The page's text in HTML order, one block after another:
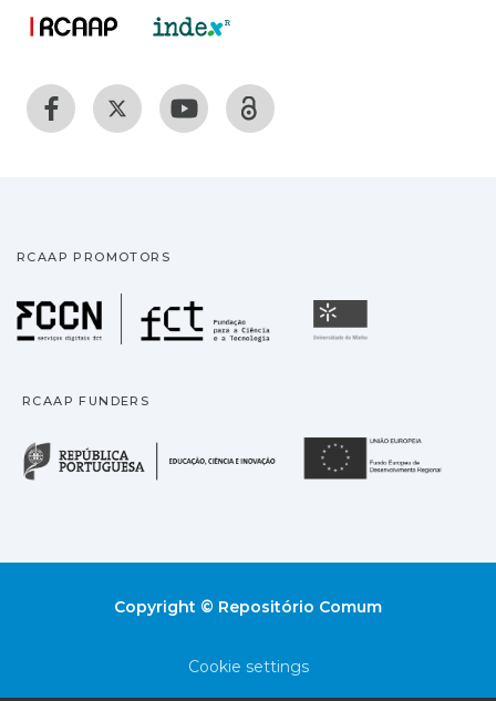
RCAAP PROMOTORS
Fundação para a
RCAAP FUNDERS
República Portuguesa
Copyright © Repositório Comum
Cookie settings